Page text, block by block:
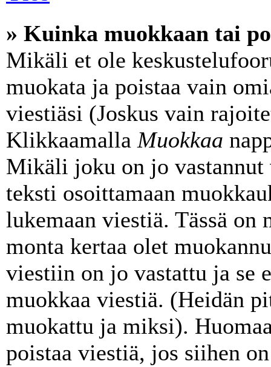
» Kuinka muokkaan tai
Mikäli et ole
muokata ja poistaa vain
viestiäsi (Joskus vain
Klikkaamalla Muokkaa
Mikäli joku on jo
teksti osoittamaan
lukemaan viestiä. Tässä on
monta kertaa olet
viestiin on jo vastattu ja se
muokkaa viestiä. (Heidän
muokattu ja miksi).
poistaa viestiä, jos siihen